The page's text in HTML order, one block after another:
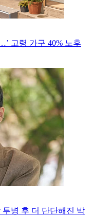
고령 가구 40% 노후
병 후 더 단단해진 박